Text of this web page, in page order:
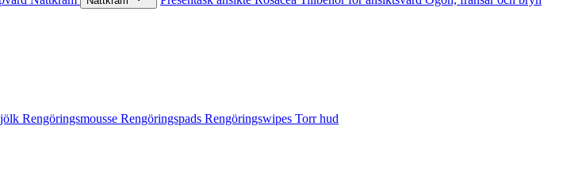
Rengöringsmousse Rengöringspads Rengöringswipes Torr hud